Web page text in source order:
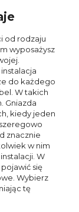
od rodzaju
wyposażysz
do każdego
W takich
Gniazda
kiedy jeden
znacznie
w nim
W
się
Wybierz
tę